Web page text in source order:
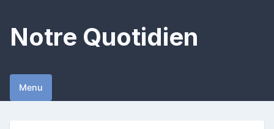
content
Notre Quotidien
Menu